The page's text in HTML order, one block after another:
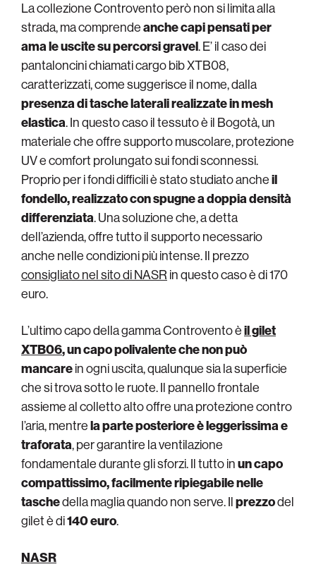
La collezione Controvento però non si limita alla
strada, ma comprendeanche capi pensati per
ama le uscite su percorsi gravel. E’ il caso dei
pantaloncini chiamati cargo bib XTB08,
caratterizzati, come suggerisce il nome, dalla
presenza di tasche laterali realizzate in mesh
elastica. In questo caso il tessuto è il Bogotà, un
materiale che offre supporto muscolare, protezione
UV e comfort prolungato sui fondi sconnessi.
Proprio per i fondi difficili è stato studiato ancheil
fondello, realizzato con spugne a doppia densità
differenziata. Una soluzione che, a detta
dell’azienda, offre tutto il supporto necessario
anche nelle condizioni più intense. Il prezzo
consigliato nel sito di NASR in questo caso è di 170
euro.
L’ultimo capo della gamma Controvento èil gilet
XTB06, un capo polivalente che non può
mancarein ogni uscita, qualunque sia la superficie
che si trova sotto le ruote. Il pannello frontale
assieme al colletto alto offre una protezione contro
l’aria, mentrela parte posteriore è leggerissima e
traforata, per garantire la ventilazione
fondamentale durante gli sforzi. Il tutto inun capo
compattissimo, facilmente ripiegabile nelle
taschedella maglia quando non serve. Ilprezzodel
gilet è di140 euro.
NASR